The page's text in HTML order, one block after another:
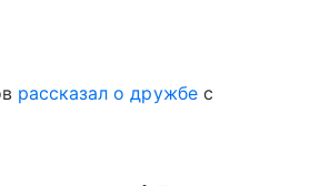
рассказал о дружбес